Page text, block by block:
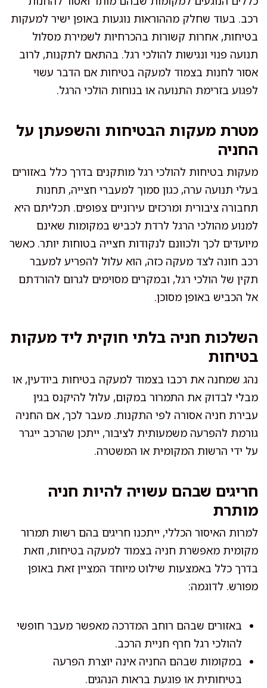
רכב. בעוד שחלק מההוראות נוגעות באופן ישיר למעקות
בטיחות, אחרות קשורות בהכרחיות לשמירת מסלול
תנועה פנוי ונגישות להולכי רגל. בהתאם לתקנות, לרוב
אסור לחנות בצמוד למעקה בטיחות אם הדבר עשוי
לפגוע בזרימת התנועה או בנוחות הולכי הרגל.
מטרת מעקות הבטיחות והשפעתן על
החניה
מעקות בטיחות להולכי רגל מותקנים בדרך כלל באזורים
בעלי תנועה ערה, כגון סמוך למעברי חצייה, תחנות
תחבורה ציבורית ומרכזים עירוניים צפופים. תכליתם היא
למנוע מהולכי הרגל לרדת לכביש במקומות שאינם
מיועדים לכך ולכוונם לנקודות חצייה בטוחות יותר. כאשר
רכב חונה לצד מעקה כזה, הוא עלול להפריע למעבר
תקין של הולכי רגל, ובמקרים מסוימים לגרום להורדתם
אל הכביש באופן מסוכן.
השלכות חניה בלתי חוקית ליד מעקות
בטיחות
נהג שמחנה את רכבו בצמוד למעקה בטיחות ביודעין, או
מבלי לבדוק את התמרור במקום, עלול להיקנס בגין
עבירת חניה אסורה לפי התקנות. מעבר לכך, אם החניה
גורמת להפרעה משמעותית לציבור, ייתכן שהרכב ייגרר
על ידי הרשות המקומית או המשטרה.
חריגים שבהם עשויה להיות חניה
מותרת
למרות האיסור הכללי, ייתכנו חריגים בהם רשות תמרור
מקומית מאפשרת חניה בצמוד למעקה בטיחות, וזאת
בדרך כלל באמצעות שילוט מיוחד המציין זאת באופן
מפורש. לדוגמה:
באזורים שבהם רוחב המדרכה מאפשר מעבר חופשי
להולכי רגל חרף חניית הרכב.
במקומות שבהם החניה אינה יוצרת הפרעה
בטיחותית או פוגעת בראות הנהגים.